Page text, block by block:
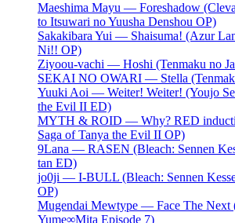
Maeshima Mayu — Foreshadow
to Itsuwari no Yuusha Denshou OP)
Sakakibara Yui — Shaisuma! (Azur
Ni!! OP)
Ziyoou-vachi — Hoshi (Tenmaku no
SEKAI NO OWARI — Stella
Yuuki Aoi — Weiter! Weiter! (Youjo
the Evil II ED)
MYTH & ROID — Why? RED
Saga of Tanya the Evil II OP)
9Lana — RASEN (Bleach: Sennen
tan ED)
jo0ji — I-BULL (Bleach: Sennen
OP)
Mugendai Mewtype — Face The Next
Yume∞Mita Episode 7)